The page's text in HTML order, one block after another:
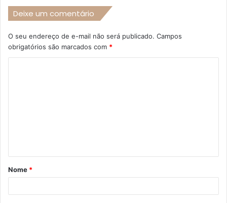
Deixe um comentário
O seu endereço de e-mail não será publicado. Campos
obrigatórios são marcados com *
á
r
Nome *